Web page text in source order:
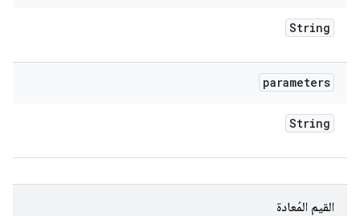
String
parameters
String
القيم المُعادة